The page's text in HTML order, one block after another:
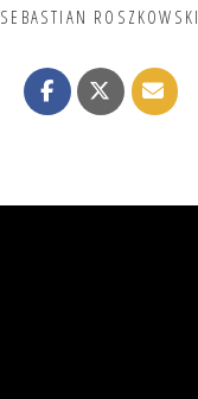
SEBASTIAN ROSZKOWSKI